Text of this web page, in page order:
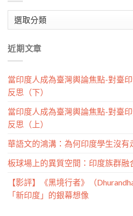
章
類
近期文章
當印度人成為臺灣輿論焦點-對臺
反思（下）
當印度人成為臺灣輿論焦點-對臺
反思（上）
華語文的鴻溝：為何印度學生沒有
板球場上的異質空間：印度族群融
【影評】《黑境行者》（
「新印度」的銀幕想像